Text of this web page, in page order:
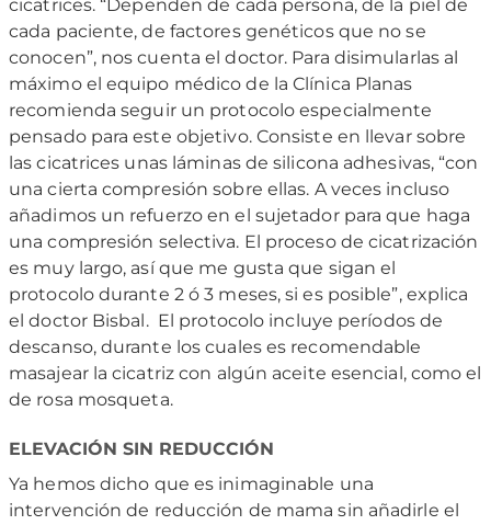
cicatrices. “Dependen de cada persona, de la piel de
cada paciente, de factores genéticos que no se
conocen”, nos cuenta el doctor. Para disimularlas al
máximo el equipo médico de la Clínica Planas
recomienda seguir un protocolo especialmente
pensado para este objetivo. Consiste en llevar sobre
las cicatrices unas láminas de silicona adhesivas, “con
una cierta compresión sobre ellas. A veces incluso
añadimos un refuerzo en el sujetador para que haga
una compresión selectiva. El proceso de cicatrización
es muy largo, así que me gusta que sigan el
protocolo durante 2 ó 3 meses, si es posible”, explica
el doctor Bisbal. El protocolo incluye períodos de
descanso, durante los cuales es recomendable
masajear la cicatriz con algún aceite esencial, como el
de rosa mosqueta.
ELEVACIÓN SIN REDUCCIÓN
Ya hemos dicho que es inimaginable una
intervención de reducción de mama sin añadirle el